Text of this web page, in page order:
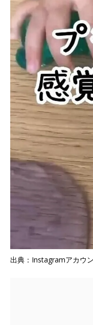
出典：Instagramアカウ